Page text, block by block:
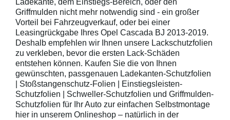
Ladekante, dem Einstiegs-Bereich, oder den
Griffmulden nicht mehr notwendig sind - ein großer
Vorteil bei Fahrzeugverkauf, oder bei einer
Leasingrückgabe Ihres Opel Cascada BJ 2013-2019.
Deshalb empfehlen wir Ihnen unsere Lackschutzfolien
zu verkleben, bevor die ersten Lack-Schäden
entstehen können. Kaufen Sie die von Ihnen
gewünschten, passgenauen Ladekanten-Schutzfolien
| Stoßstangenschutz-Folien | Einstiegsleisten-
Schutzfolien | Schweller-Schutzfolien und Griffmulden-
Schutzfolien für Ihr Auto zur einfachen Selbstmontage
hier in unserem Onlineshop – natürlich in der